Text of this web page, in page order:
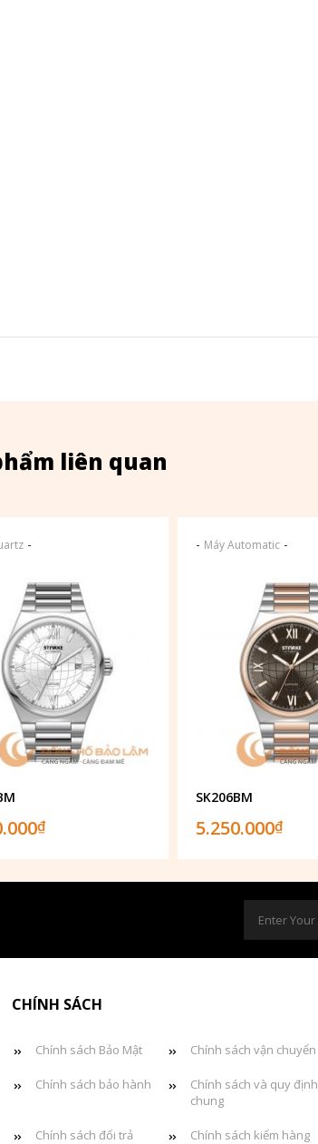
liên quan
-
₫
- Máy Automatic -
SK206BM
5.250.000₫
CHÍNH SÁCH
Chính sách Bảo Mật Chính sách vận chuyển
Chính sách bảo hành
Chính sách và quy định
chung
Chính sách đổi trả Chính sách kiểm hàng